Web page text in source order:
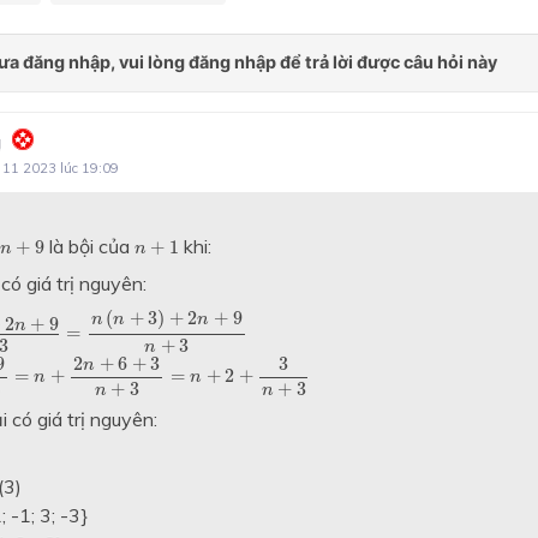
2023 lúc 19:09
n + 9là bội của n + 1
n 1 khi:
có giá trị nguyên:
2n + 9
3
=
n (n +3) + 2n + 9
n +3
3 2 n+ 9 n+
= n +
2n +6 +3
n + 3
= n +2 +
3
n + 3
= +6+ 3 n+ 3= n +2
có giá trị nguyên:
-1; 3; -3}